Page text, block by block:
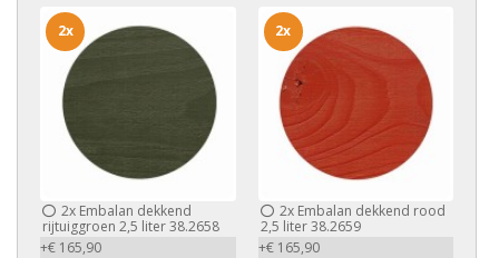
2x Embalan dekkend
rijtuiggroen 2,5 liter 38.2658
+€ 165,90
2x
2xEmbalan dekkend rood
2,5 liter 38.2659
+€ 165,90
2x